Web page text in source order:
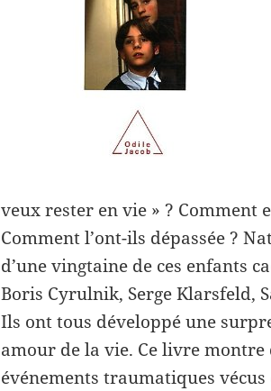
veux rester en vie » ? Comment
Comment l’ont-ils dépassée ?
d’une vingtaine de ces enfants
Boris Cyrulnik, Serge Klarsfeld,
Ils ont tous développé une
amour de la vie. Ce livre
événements traumatiques